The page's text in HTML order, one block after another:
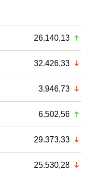
26.140,13
32.426,33
3.946,73
6.502,56
29.373,33
25.530,28